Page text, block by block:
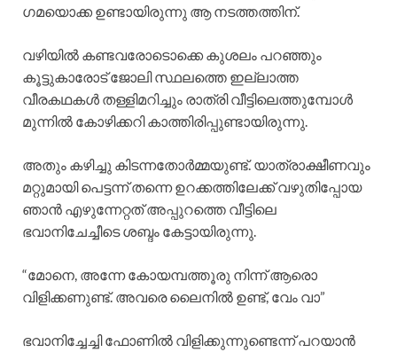
ഗമയൊക്ക ഉണ്ടായിരുന്നു ആ നടത്തത്തിന്.
വഴിയിൽ കണ്ടവരോടൊക്കെ കുശലം പറഞ്ഞും
കൂട്ടുകാരോട് ജോലി സ്ഥലത്തെ ഇല്ലാത്ത
വീരകഥകൾ തള്ളിമറിച്ചും രാത്രി വീട്ടിലെത്തുമ്പോൾ
മുന്നിൽ കോഴിക്കറി കാത്തിരിപ്പുണ്ടായിരുന്നു.
അതും കഴിച്ചു കിടന്നതോർമ്മയുണ്ട്. യാത്രാക്ഷീണവും
മറ്റുമായി പെട്ടന്ന് തന്നെ ഉറക്കത്തിലേക്ക് വഴുതിപ്പോയ
ഞാൻ എഴുന്നേറ്റത് അപ്പുറത്തെ വീട്ടിലെ
ഭവാനിചേച്ചീടെ ശബ്ദം കേട്ടായിരുന്നു.
“മോനെ, അന്നേ കോയമ്പത്തൂരു നിന്ന് ആരൊ
വിളിക്കണുണ്ട്. അവരെ ലൈനിൽ ഉണ്ട്, വേം വാ”
ഭവാനിച്ചേച്ചി ഫോണിൽ വിളിക്കുന്നുണ്ടെന്ന് പറയാൻ